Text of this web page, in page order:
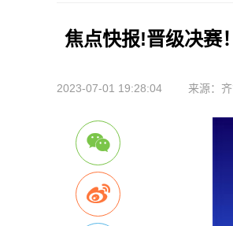
焦点快报!晋级决赛
2023-07-01 19:28:04 来源：